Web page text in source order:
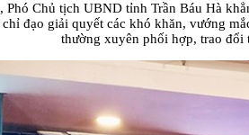
Phó Chủ tịch UBND tỉnh Trần Báu Hà
đạo giải quyết các khó khăn, vướng
thường xuyên phối hợp, trao đổi